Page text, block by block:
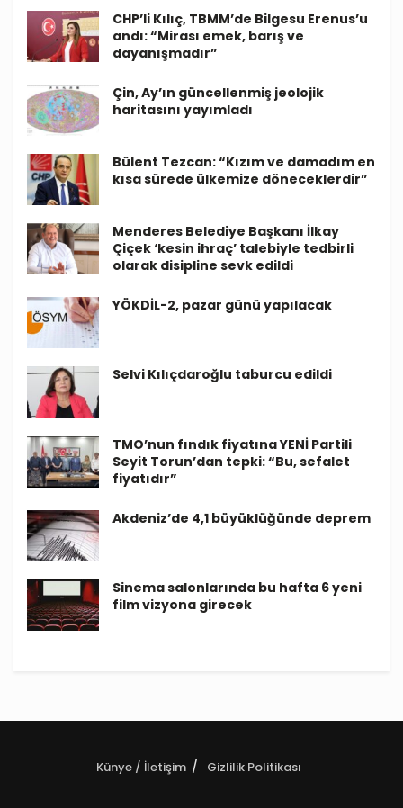
CHP’li Kılıç, TBMM’de Bilgesu Erenus’u
andı: “Mirası emek, barış ve
dayanışmadır”
Çin, Ay’ın güncellenmiş jeolojik
haritasını yayımladı
Bülent Tezcan: “Kızım ve damadım en
kısa sürede ülkemize döneceklerdir”
Menderes Belediye Başkanı İlkay
Çiçek ‘kesin ihraç’ talebiyle tedbirli
olarak disipline sevk edildi
YÖKDİL-2, pazar günü yapılacak
Selvi Kılıçdaroğlu taburcu edildi
TMO’nun fındık fiyatına YENİ Partili
Seyit Torun’dan tepki: “Bu, sefalet
fiyatıdır”
Akdeniz’de 4,1 büyüklüğünde deprem
Sinema salonlarında bu hafta 6 yeni
film vizyona girecek
Künye / İletişim Gizlilik Politikası